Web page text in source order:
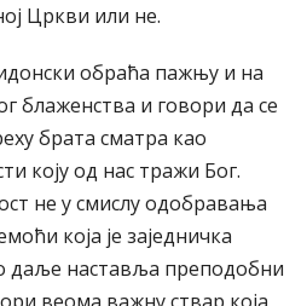
Цркви или не.
обраћа пажњу и на
блаженства и говори да се
брата сматра као
коју од нас тражи Бог.
не у смислу одобравања
која је заједничка
даље наставља преподобни
веома важну ствар која